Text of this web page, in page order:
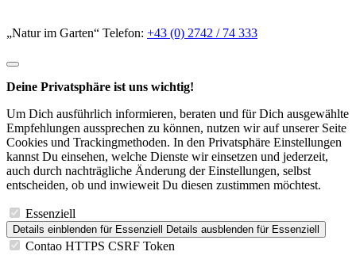
Empfehlungen aussprechen zu können, nutzen wir auf unserer Seite
Cookies und Trackingmethoden. In den Privatsphäre Einstellungen
kannst Du einsehen, welche Dienste wir einsetzen und jederzeit,
auch durch nachträgliche Änderung der Einstellungen, selbst
entscheiden, ob und inwieweit Du diesen zustimmen möchtest.
Details einblenden
Contao HTTPS CSRF Token